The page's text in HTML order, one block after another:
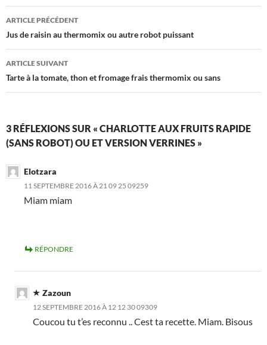
Navigation
des
articles
ARTICLE PRÉCÉDENT
Jus de raisin au thermomix ou autre robot puissant
ARTICLE SUIVANT
Tarte à la tomate, thon et fromage frais thermomix ou sans
3 RÉFLEXIONS SUR « CHARLOTTE AUX FRUITS RAPIDE
(SANS ROBOT) OU ET VERSION VERRINES »
Elotzara
11 SEPTEMBRE 2016 À 21 09 25 09259
Miam miam
RÉPONDRE
Zazoun
12 SEPTEMBRE 2016 À 12 12 30 09309
Coucou tu t’es reconnu .. Cest ta recette. Miam. Bisous